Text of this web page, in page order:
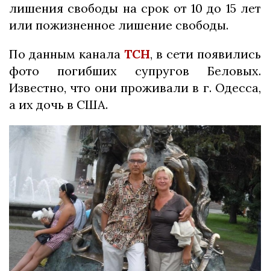
лишения свободы на срок от 10 до 15 лет
или пожизненное лишение свободы.
По данным канала ТСН, в сети появились
фото погибших супругов Беловых.
Известно, что они проживали в г. Одесса,
а их дочь в США.